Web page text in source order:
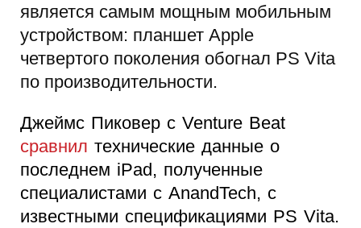
является самым мощным мобильным
устройством: планшет Apple
четвертого поколения обогнал PS Vita
по производительности.
Джеймс Пиковер с Venture Beat
сравнил технические данные о
последнем iPad, полученные
специалистами с AnandTech, с
известными спецификациями PS Vita.